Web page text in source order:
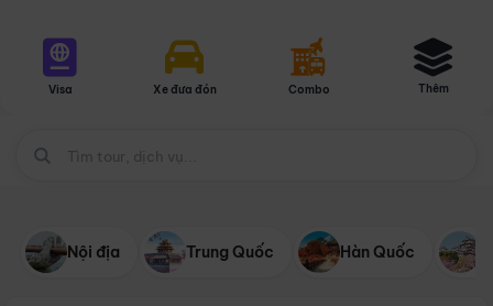
Visa Xe đưa đón Combo Thêm
Nội địa Trung Quốc Hàn Quốc